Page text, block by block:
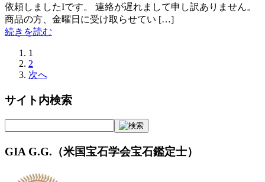
依頼しましたIです。 連絡が遅れまして申し訳ありません。
商品の方、金曜日に受け取らせてい […]
続きを読む
1
2
次へ
サイト内検索
GIA G.G.（米国宝石学会宝石鑑定士）